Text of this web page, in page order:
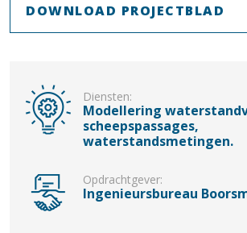
DOWNLOAD PROJECTBLAD
Diensten:
Modellering
scheepspassages,
waterstandsmetingen.
Opdrachtgever:
Ingenieursbureau